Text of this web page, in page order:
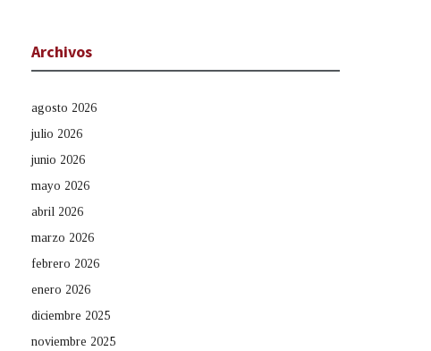
Archivos
agosto 2026
julio 2026
junio 2026
mayo 2026
abril 2026
marzo 2026
febrero 2026
enero 2026
diciembre 2025
noviembre 2025